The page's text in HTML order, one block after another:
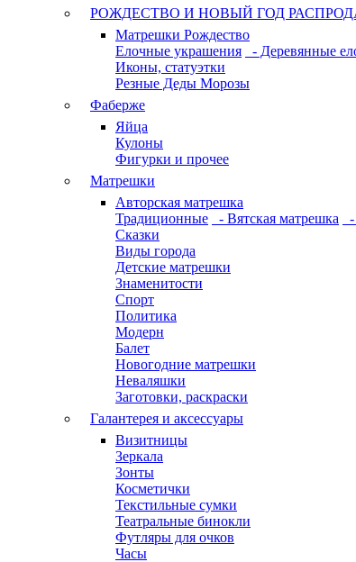
РОЖДЕСТВО И НОВЫЙ ГОД
Матрешки Рождество
Елочные украшения
- Деревянные
Иконы, статуэтки
Резные Деды Морозы
Фаберже
Яйца
Кулоны
Фигурки и прочее
Матрешки
Авторская матрешка
Традиционные
- Вятская матрешка
Сказки
Виды города
Детские матрешки
Знаменитости
Спорт
Политика
Модерн
Балет
Новогодние матрешки
Неваляшки
Заготовки, раскраски
Галантерея и аксессуары
Визитницы
Зеркала
Зонты
Косметички
Текстильные сумки
Театральные бинокли
Футляры для очков
Часы